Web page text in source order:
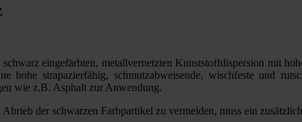
eingefärbten, metallvernetzten Kunststoffdispersion mit
hohe strapazierfähig, schmutzabweisende, wischfeste und
wie z.B. Asphalt zur Anwendung.
der schwarzen Farbpartikel zu vermeiden, muss ein